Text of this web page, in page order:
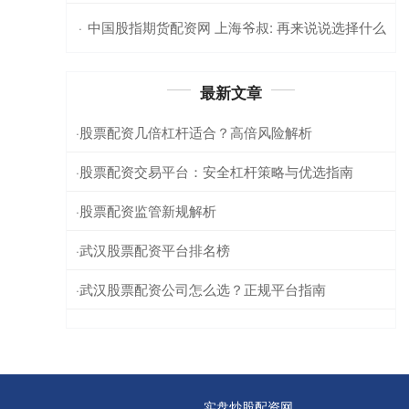
· 中国股指期货配资网 上海爷叔: 再来说说选择什么
最新文章
·股票配资几倍杠杆适合？高倍风险解析
·股票配资交易平台：安全杠杆策略与优选指南
·股票配资监管新规解析
·武汉股票配资平台排名榜
·武汉股票配资公司怎么选？正规平台指南